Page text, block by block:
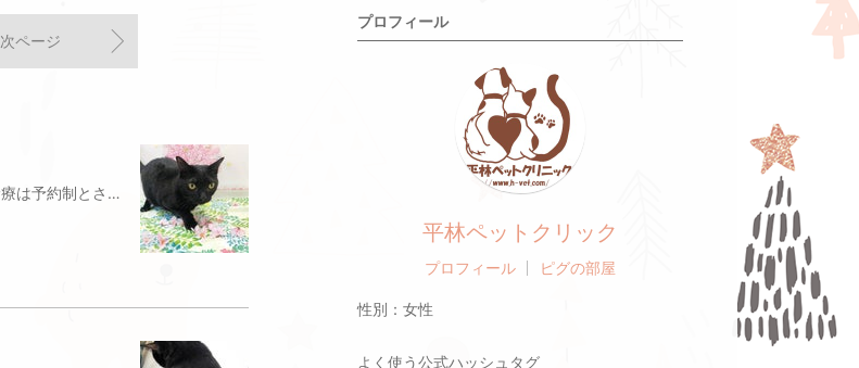
次ページ
新型コロナウイルスの緊急事態宣言の発令を受け、診療は予約制とさせていただきます。お電話またはLINEにてご予約ください。☎︎03-3393-4880LINE 公式アカウント平林ペットクリニックの友達追加をお願いします（LINE友達追加）当院では院内の消毒を随時行い、可能な限り、通常診療を続けていきたいと思います。また診察室で問診し、犬猫をお預かりして処置および治療をさせていただきます。その間は飼い主様には待合室でお待ち頂きますよう、ご協力お願いいたします。※しばらくの間は予約制になります（電話またはLINEでご予約ください）※診察中は待合室でお待ちください※予約されていない方は、外や車中でお待ち頂くか、犬猫を当院に預けて、後程お迎えに来て頂きます※検査預かりやトリミングのお迎えは時間を事前に決めて来院ください※お薬やごはんなど、ご用意に時間のかかるものは事前にご連絡ください（ご希望の方は郵送も可能です）※できるかぎり少人数でご来院ください※来院時に受付のアルコールで手指の消毒をお願いしますご協力のほどよろしくお願いします
プロフィール
平林ペットクリック
プロフィール ピグの部屋
性別： 女性
よく使う公式ハッシュタグ